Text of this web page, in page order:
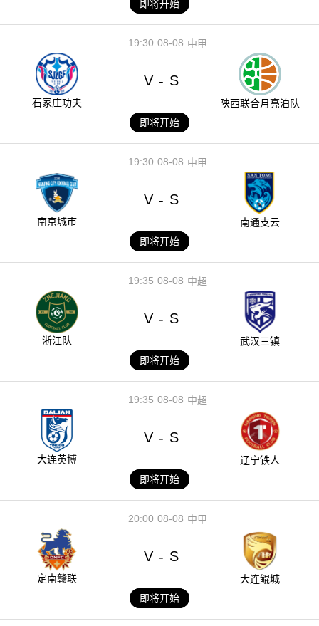
即将开始
08-08
19:30 中甲
石家庄功夫
V - S
陕西联合月亮泊队
即将开始
08-08
19:30 中甲
南京城市
V - S
南通支云
即将开始
08-08
19:35 中超
浙江队
V - S
武汉三镇
即将开始
08-08
19:35 中超
大连英博
V - S
辽宁铁人
即将开始
08-08
20:00 中甲
定南赣联
V - S
大连鲲城
即将开始